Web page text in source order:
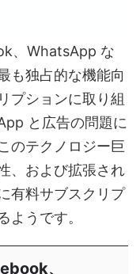
、WhatsApp な
も独占的な機能向
プションに取り組
と広告の問題に
のテクノロジー巨
、および拡張され
有料サブスクリプ
ようです。
、